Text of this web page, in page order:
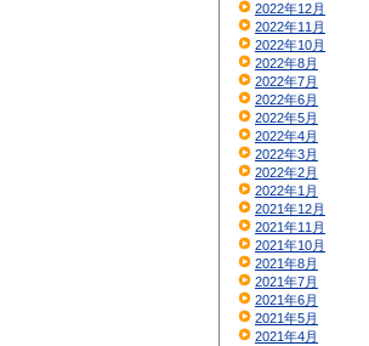
2022年12月
2022年11月
2022年10月
2022年8月
2022年7月
2022年6月
2022年5月
2022年4月
2022年3月
2022年2月
2022年1月
2021年12月
2021年11月
2021年10月
2021年8月
2021年7月
2021年6月
2021年5月
2021年4月